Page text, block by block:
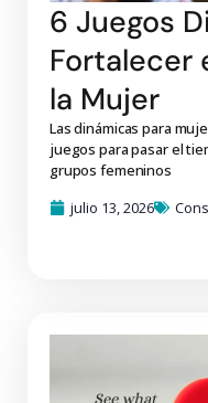
6 Juegos
Fortalecer
la Mujer
Las dinámicas para
juegos para pasar el
grupos femeninos
julio 13, 2026